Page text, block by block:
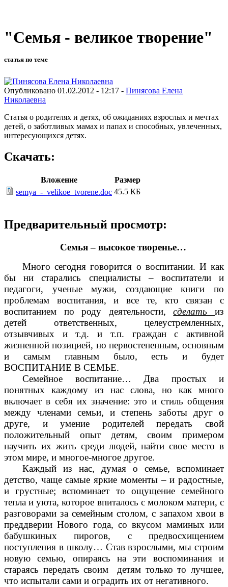
"Семья - великое творение"
статья по теме
Опубликовано 01.02.2012 - 12:17 - Пинясова Елена
Николаевна
Статья о родителях и детях, об ожиданиях взрослых и мечтах
детей, о заботливых мамах и папах и способных, увлеченных,
интересующихся детях.
Скачать:
Вложение
Размер
semya_-_velikoe_tvorene.doc 45.5 КБ
Предварительный просмотр:
Семья – высокое творенье…
Много сегодня говорится о воспитании. И как
бы ни старались специалисты – воспитатели и
педагоги, ученые мужи, создающие книги по
проблемам воспитания, и все те, кто связан с
воспитанием по роду деятельности,сделатьиз
детей ответственных, целеустремленных,
отзывчивых и т.д. и т.п. граждан с активной
жизненной позицией, но первостепенным, основным
и самым главным было, есть и будет
ВОСПИТАНИЕ В СЕМЬЕ.
Семейное воспитание… Два простых и
понятных каждому из нас слова, но как много
включает в себя их значение: это и стиль общения
между членами семьи, и степень заботы друг о
друге, и умение родителей передать свой
положительный опыт детям, своим примером
научить их жить среди людей, найти свое место в
этом мире, и многое-многое другое.
Каждый из нас, думая о семье, вспоминает
детство, чаще самые яркие моменты – и радостные,
и грустные; вспоминает то ощущение семейного
тепла и уюта, которое впиталось с молоком матери, с
разговорами за семейным столом, с запахом хвои в
преддверии Нового года, со вкусом маминых или
бабушкиных пирогов, с предвосхищением
поступления в школу… Став взрослыми, мы строим
новую семью, опираясь на эти воспоминания и
стараясь передать своим детям только то лучшее,
что испытали сами и оградить их от негативного.